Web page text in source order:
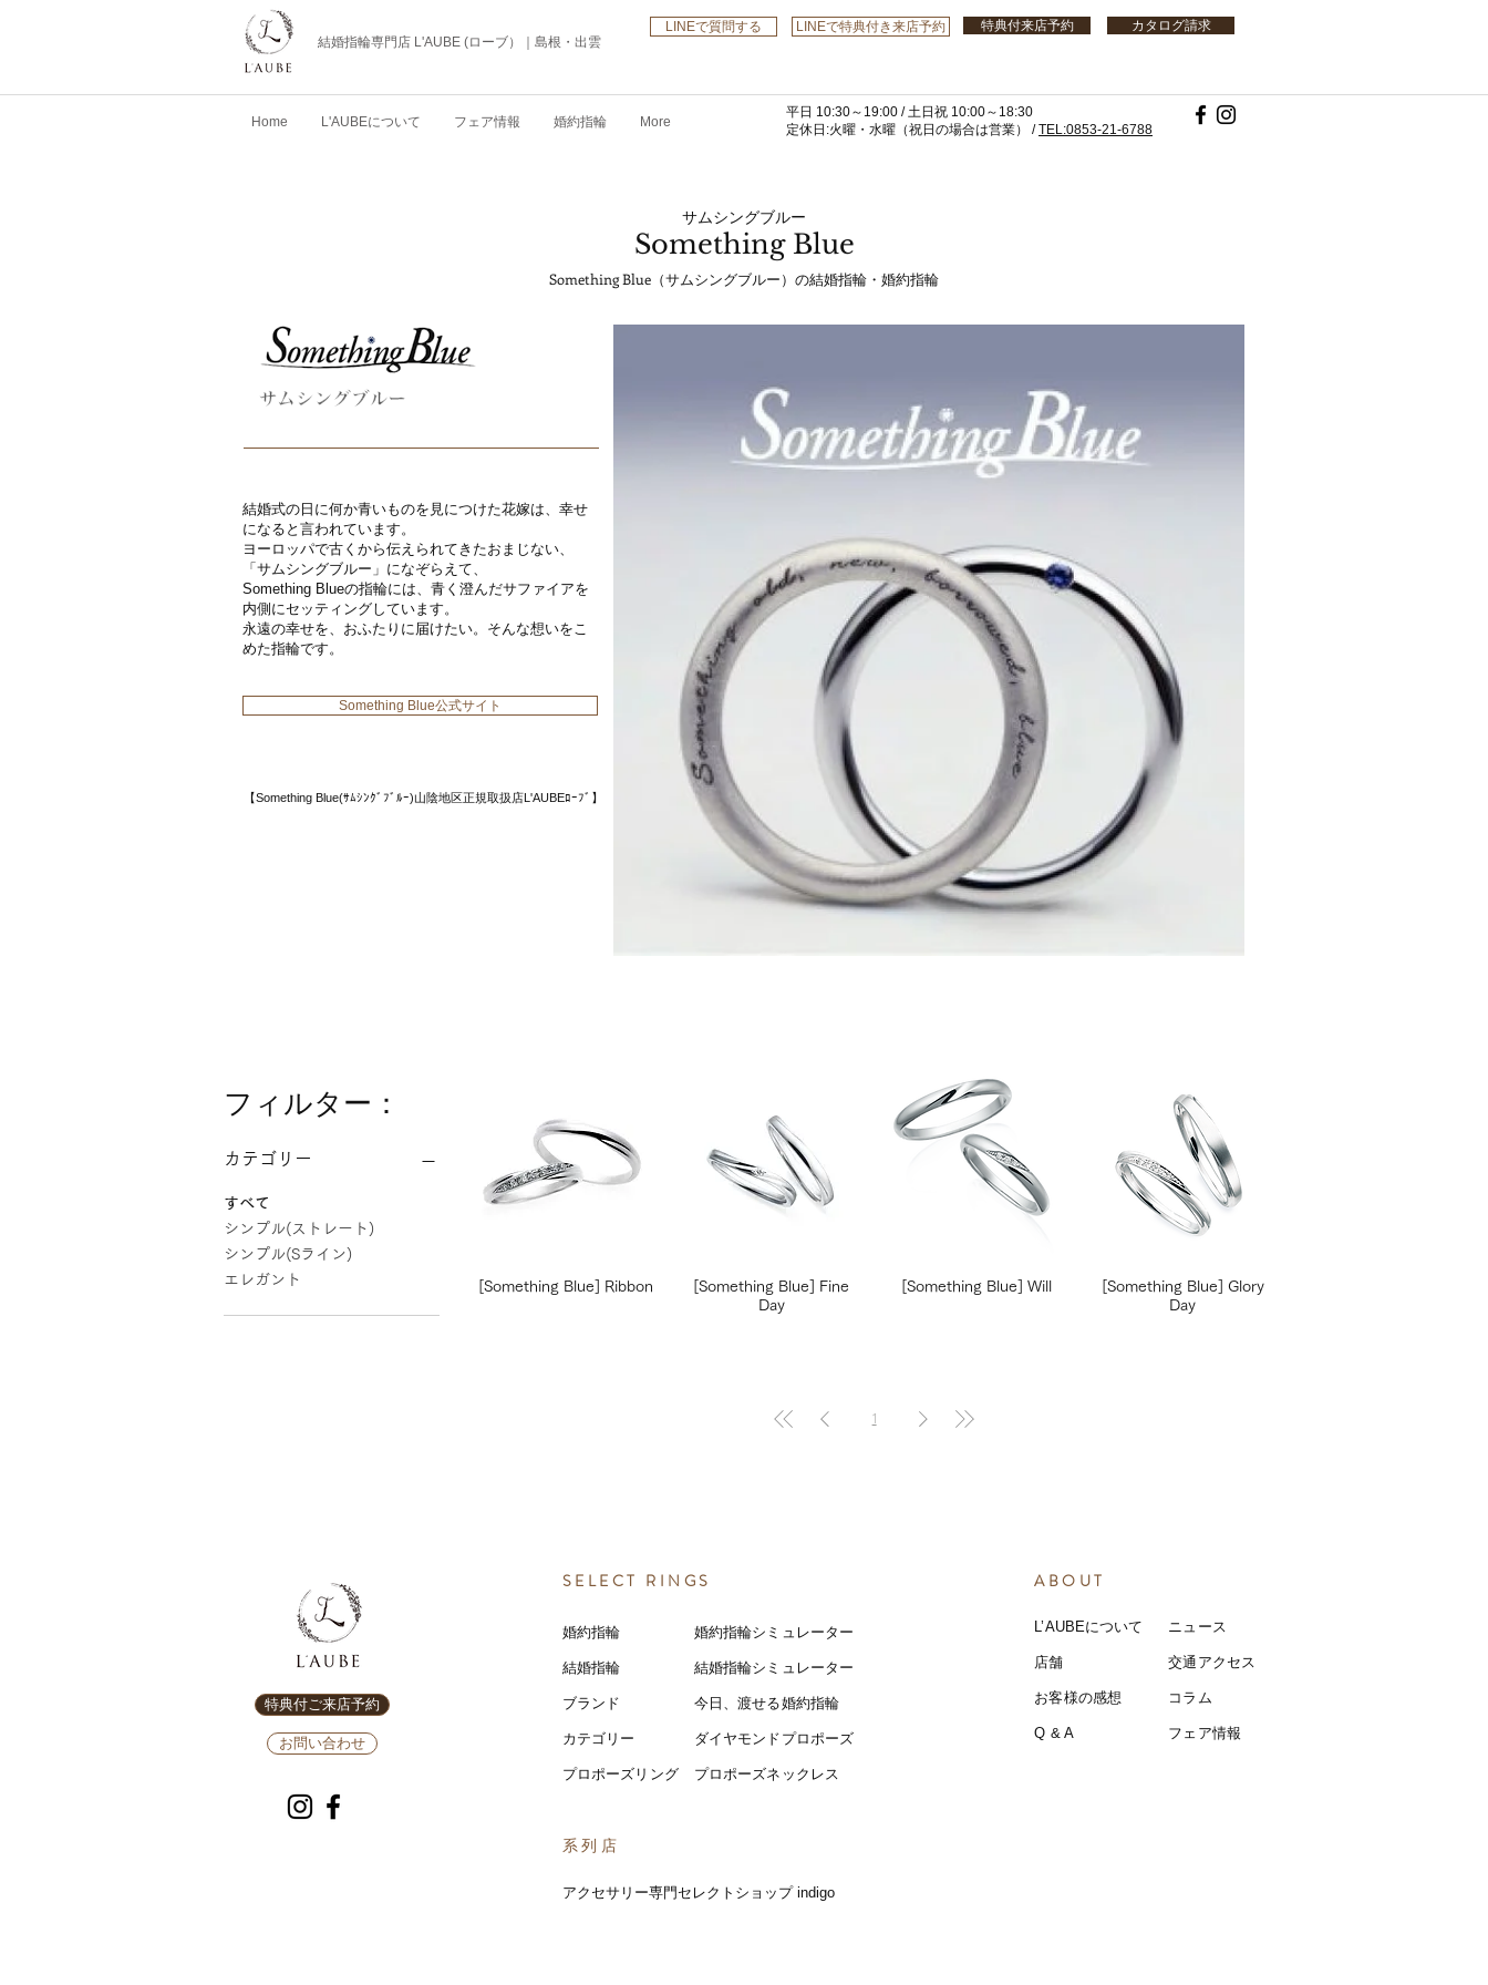
結婚指輪専門店 L'AUBE (ローブ）｜島根・出雲
LINEで質問する LINEで特典付き来店予約 特典付来店予約 カタログ請求
Home L'AUBEについて フェア情報 婚約指輪 More
平日 10:30～19:00 /土日祝 10:00～18:30
​定休日:火曜・水曜 （祝日の場合は営業） /TEL:0853-21-6788
サムシングブルー
Something Blue
Something Blue（サムシングブルー）の結婚指輪・婚約指輪
結婚式の日に何か青いものを見につけた花嫁は、幸せ
になると言われています。
ヨーロッパで古くから伝えられてきたおまじない、
「サムシングブルー」になぞらえて、
Something Blueの指輪には、青く澄んだサファイアを
内側にセッティングしています。
永遠の幸せを、おふたりに届けたい。そんな想いをこ
めた指輪です。
Something Blue公式サイト
【Something Blue(ｻﾑｼﾝｸﾞﾌﾞﾙｰ)山陰地区正規取扱店L'AUBEﾛｰﾌﾞ】
フィルター：
カテゴリー
すべて
シンプル(ストレート)
シンプル(Sライン)
エレガント
[Something Blue] Ribbon
[Something Blue] Fine
Day
[Something Blue] Will
[Something Blue] Glory
Day
1
特典付ご来店予約
お問い合わせ
SELECT RINGS
婚約指輪
結婚指輪
ブランド
カテゴリー
プロポーズリング
婚約指輪シミュレーター
結婚指輪シミ ュ レーター
今日、渡せる婚約指輪
ダイヤモンドプロポーズ
プロポーズネックレス
​系列店
アクセサリー専門セレクトショップ indigo
ABOUT
L’AUBEについて
店舗
お客様の感想
​Q & A
​ニュース
​交通アクセス
コラム
​​フェア情報